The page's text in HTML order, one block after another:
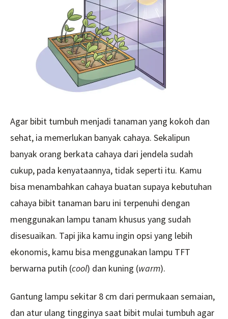
Agar bibit tumbuh menjadi tanaman yang kokoh dan
sehat, ia memerlukan banyak cahaya. Sekalipun
banyak orang berkata cahaya dari jendela sudah
cukup, pada kenyataannya, tidak seperti itu. Kamu
bisa menambahkan cahaya buatan supaya kebutuhan
cahaya bibit tanaman baru ini terpenuhi dengan
menggunakan lampu tanam khusus yang sudah
disesuaikan. Tapi jika kamu ingin opsi yang lebih
ekonomis, kamu bisa menggunakan lampu TFT
berwarna putih (cool) dan kuning (warm).
Gantung lampu sekitar 8 cm dari permukaan semaian,
dan atur ulang tingginya saat bibit mulai tumbuh agar